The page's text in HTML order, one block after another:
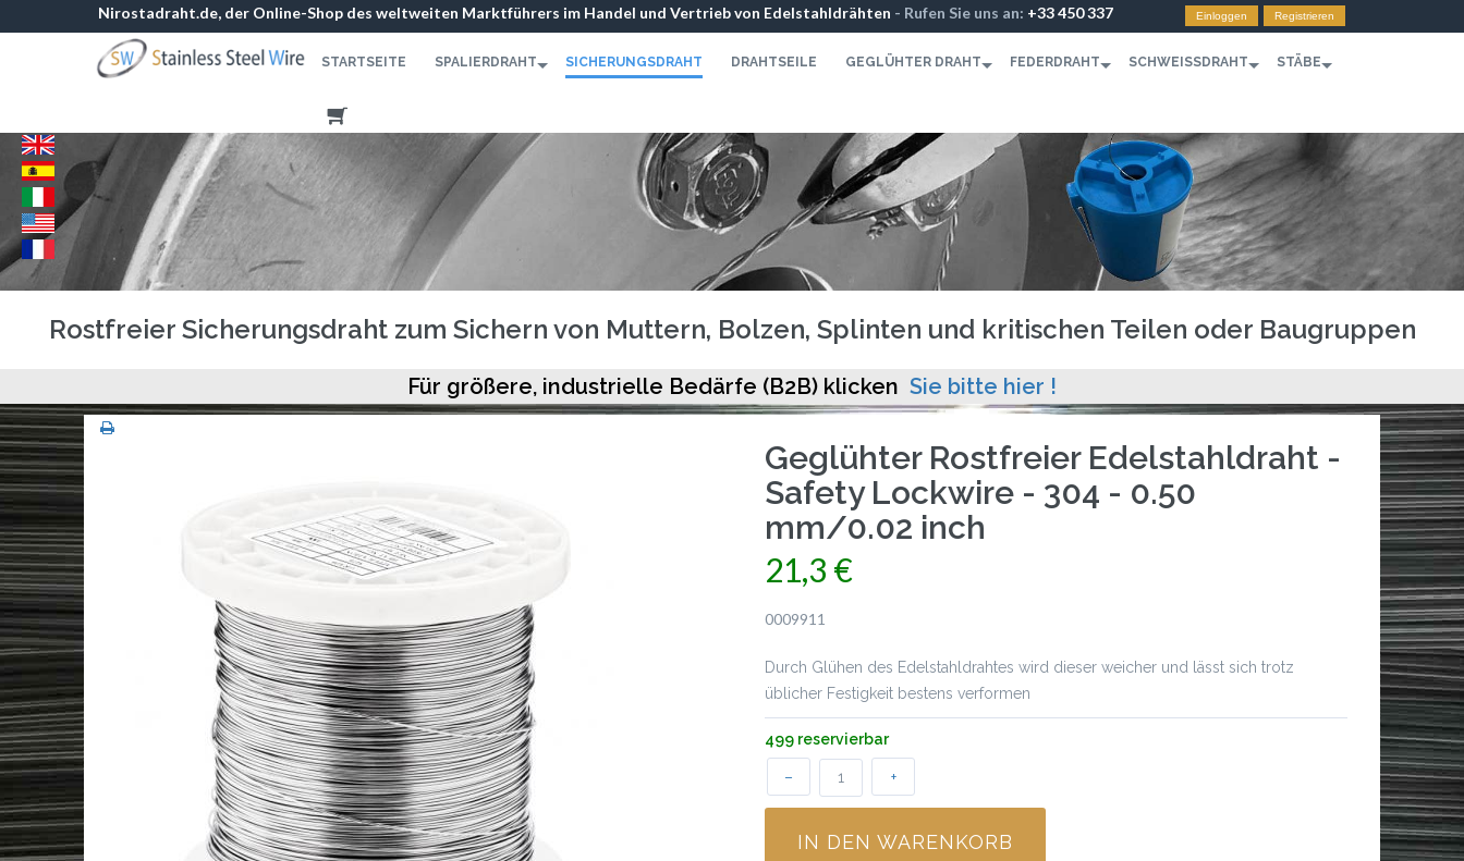
Nirostadraht.de, der Online-Shop des weltweiten Marktführers im Handel und Vertrieb von Edelstahldrähten - Rufen Sie uns an: +33 450 337
071-Kontaktformular
Einloggen Registrieren
STARTSEITE SPALIERDRAHT SICHERUNGSDRAHT DRAHTSEILE GEGLÜHTER DRAHT FEDERDRAHT SCHWEISSDRAHT STÄBE
Rostfreier Sicherungsdraht zum Sichern von Muttern, Bolzen, Splinten und kritischen Teilen oder Baugruppen
Für größere, industrielle Bedärfe (B2B) klicken Sie bitte hier !
Geglühter Rostfreier Edelstahldraht -
Safety Lockwire - 304 - 0.50
mm/0.02 inch
21,3 €
0009911
Durch Glühen des Edelstahldrahtes wird dieser weicher und lässt sich trotz
üblicher Festigkeit bestens verformen
499 reservierbar
– +
IN DEN WARENKORB